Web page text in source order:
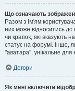
Що означають
Разом з ім'ям
них може відноситись до
чи крапок, які вказують
статус на форумі. Інше,
"аватара", унікальне для
Догори
Як мені включити